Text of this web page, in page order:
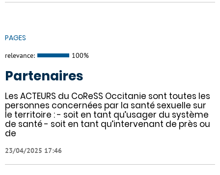
PAGES
relevance: 100%
Partenaires
Les ACTEURS du CoReSS Occitanie sont toutes les
personnes concernées par la santé sexuelle sur
le territoire : - soit en tant qu’usager du système
de santé - soit en tant qu’intervenant de près ou
de
23/04/2025 17:46